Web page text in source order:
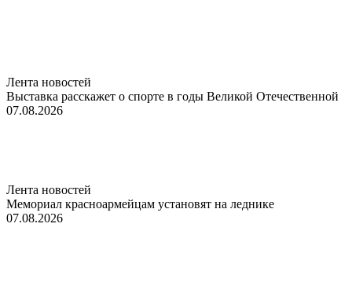
Лента новостей
Выставка расскажет о спорте в годы Великой Отечественной
07.08.2026
Лента новостей
Мемориал красноармейцам установят на леднике
07.08.2026